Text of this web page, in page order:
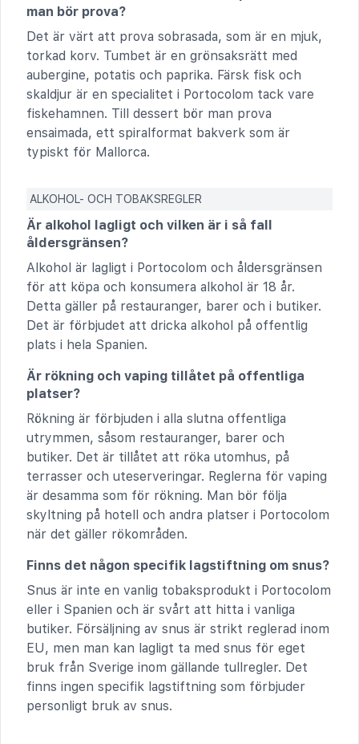
man bör prova?
Det är värt att prova sobrasada, som är en mjuk,
torkad korv. Tumbet är en grönsaksrätt med
aubergine, potatis och paprika. Färsk fisk och
skaldjur är en specialitet i Portocolom tack vare
fiskehamnen. Till dessert bör man prova
ensaimada, ett spiralformat bakverk som är
typiskt för Mallorca.
ALKOHOL- OCH TOBAKSREGLER
Är alkohol lagligt och vilken är i så fall
åldersgränsen?
Alkohol är lagligt i Portocolom och åldersgränsen
för att köpa och konsumera alkohol är 18 år.
Detta gäller på restauranger, barer och i butiker.
Det är förbjudet att dricka alkohol på offentlig
plats i hela Spanien.
Är rökning och vaping tillåtet på offentliga
platser?
Rökning är förbjuden i alla slutna offentliga
utrymmen, såsom restauranger, barer och
butiker. Det är tillåtet att röka utomhus, på
terrasser och uteserveringar. Reglerna för vaping
är desamma som för rökning. Man bör följa
skyltning på hotell och andra platser i Portocolom
när det gäller rökområden.
Finns det någon specifik lagstiftning om snus?
Snus är inte en vanlig tobaksprodukt i Portocolom
eller i Spanien och är svårt att hitta i vanliga
butiker. Försäljning av snus är strikt reglerad inom
EU, men man kan lagligt ta med snus för eget
bruk från Sverige inom gällande tullregler. Det
finns ingen specifik lagstiftning som förbjuder
personligt bruk av snus.